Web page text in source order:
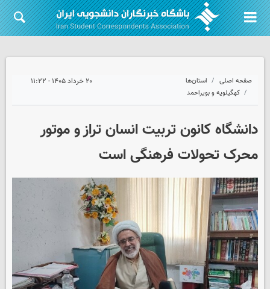
صفحه اصلی
استان‌ها
کهگیلویه و بویراحمد
۲۰ خرداد ۱۴۰۵ - ۱۱:۲۲
دانشگاه کانون تربیت انسان تراز و موتور
محرک تحولات فرهنگی است